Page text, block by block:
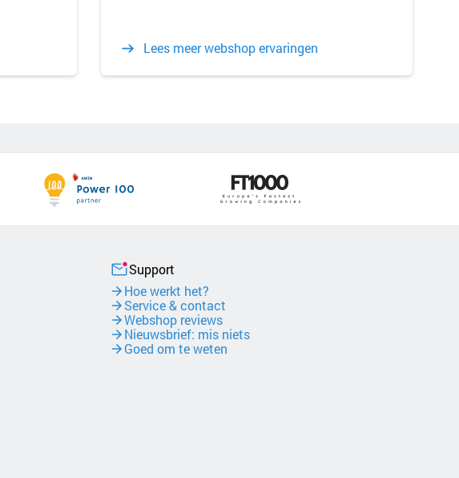
Lees meer webshop ervaringen
Support
Hoe werkt het?
Service & contact
Webshop reviews
Nieuwsbrief: mis niets
Goed om te weten